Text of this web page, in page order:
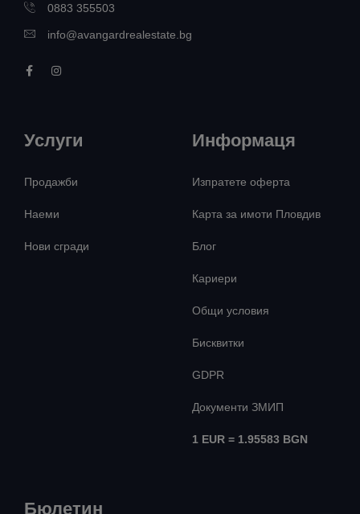
0883 355503
info@avangardrealestate.bg
Услуги
Продажби
Наеми
Нови сгради
Информаця
Изпратете оферта
Карта за имоти Пловдив
Блог
Кариери
Общи условия
Бисквитки
GDPR
Документи ЗМИП
1 EUR = 1.95583 BGN
Бюлетин